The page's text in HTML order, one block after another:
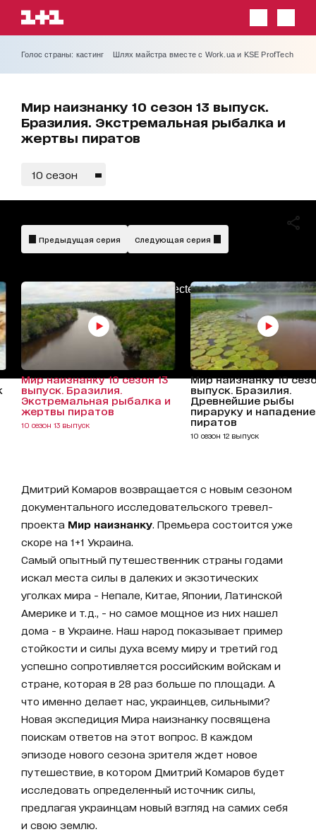
Голос страны: кастинг Шлях майстра вместе с Work.ua и KSE ProfTech
Мир наизнанку 10 сезон 13 выпуск.
Бразилия. Экстремальная рыбалка и
жертвы пиратов
10 сезон
AdBlockDetected!
Предыдущая серия Следующая серия
Мир наизнанку 10 сезон 13
выпуск. Бразилия.
Экстремальная рыбалка и
жертвы пиратов
10 сезон 13 выпуск
Мир наизнанку 10
выпуск. Бразилия.
Древнейшие рыбы
пираруку и нападение
пиратов
10 сезон 12 выпуск
Дмитрий Комаров возвращается с новым сезоном
документального исследовательского тревел-
проекта Мир наизнанку . Премьера состоится уже
скоре на 1+1 Украина.
Самый опытный путешественник страны годами
искал места силы в далеких и экзотических
уголках мира - Непале, Китае, Японии, Латинской
Америке и т.д., - но самое мощное из них нашел
дома - в Украине. Наш народ показывает пример
стойкости и силы духа всему миру и третий год
успешно сопротивляется российским войскам и
стране, которая в 28 раз больше по площади. А
что именно делает нас, украинцев, сильными?
Новая экспедиция Мира наизнанку посвящена
поискам ответов на этот вопрос. В каждом
эпизоде нового сезона зрителя ждет новое
путешествие, в котором Дмитрий Комаров будет
исследовать определенный источник силы,
предлагая украинцам новый взгляд на самих себя
и свою землю.